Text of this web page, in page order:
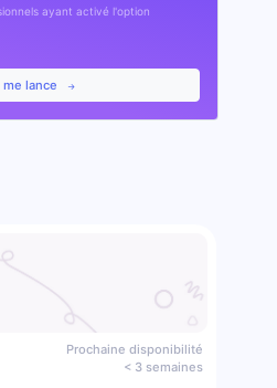
ayant activé l'option
me lance
Prochaine disponibilité
< 3 semaines